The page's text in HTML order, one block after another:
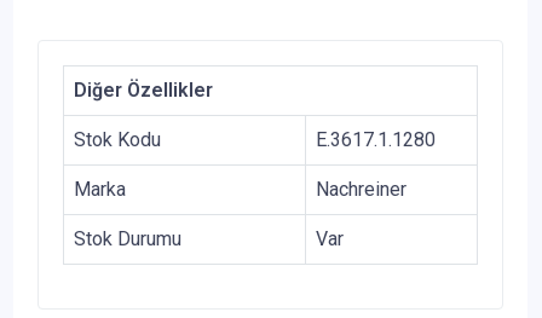
Diğer Özellikler
Stok Kodu E.3617.1.1280
Marka Nachreiner
Stok Durumu Var